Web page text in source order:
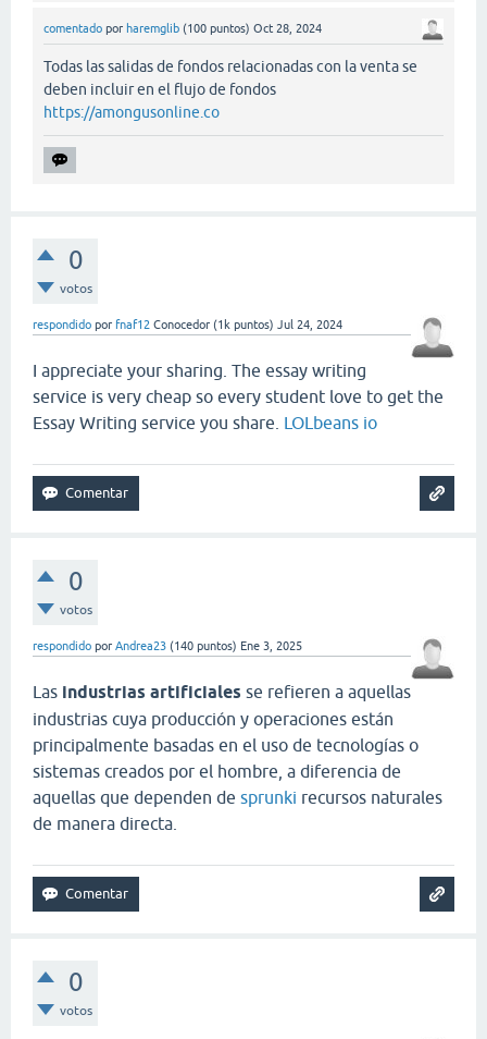
comentado por haremglib (100 puntos) Oct 28, 2024
Todas las salidas de fondos relacionadas con la venta se
deben incluir en el flujo de fondos
https://amongusonline.co
0
votos
respondido por fnaf12 Conocedor (1k puntos) Jul 24, 2024
I appreciate your sharing. The essay writing
service is very cheap so every student love to get the
Essay Writing service you share. LOLbeans io
0
votos
respondido por Andrea23 (140 puntos) Ene 3, 2025
Las industrias artificiales se refieren a aquellas
industrias cuya producción y operaciones están
principalmente basadas en el uso de tecnologías o
sistemas creados por el hombre, a diferencia de
aquellas que dependen de sprunki recursos naturales
de manera directa.
0
votos